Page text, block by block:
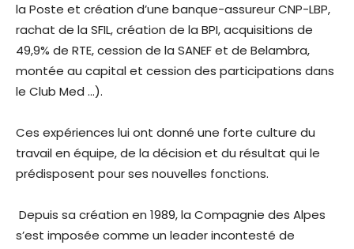
la Poste et création d’une banque-assureur CNP-LBP,
rachat de la SFIL, création de la BPI, acquisitions de
49,9% de RTE, cession de la SANEF et de Belambra,
montée au capital et cession des participations dans
le Club Med …).
Ces expériences lui ont donné une forte culture du
travail en équipe, de la décision et du résultat qui le
prédisposent pour ses nouvelles fonctions.
Depuis sa création en 1989, la Compagnie des Alpes
s’est imposée comme un leader incontesté de